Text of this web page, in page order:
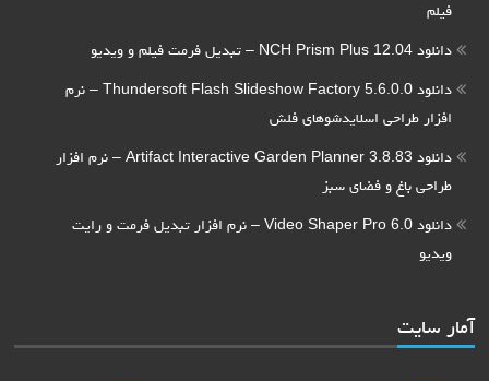
فیلم
دانلود NCH Prism Plus 12.04 – تبدیل فرمت فیلم و ویدیو
دانلود Thundersoft Flash Slideshow Factory 5.6.0.0 – نرم
افزار طراحی اسلایدشوهای فلش
دانلود Artifact Interactive Garden Planner 3.8.83 – نرم افزار
طراحی باغ و فضای سبز
دانلود Video Shaper Pro 6.0 – نرم افزار تبدیل فرمت و رایت
ویدیو
آمار سایت